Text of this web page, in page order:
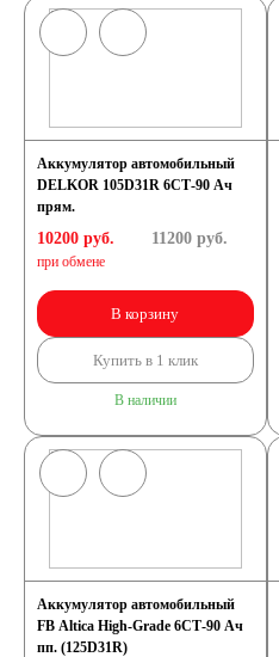
Аккумулятор автомобильный
DELKOR 105D31R 6СТ-90 Ач
прям.
10200 руб.
при обмене
11200руб.
В корзину
Купить в 1 клик
В наличии
Аккумулятор автомобильный
FB Altica High-Grade 6СТ-90 Ач
пп. (125D31R)